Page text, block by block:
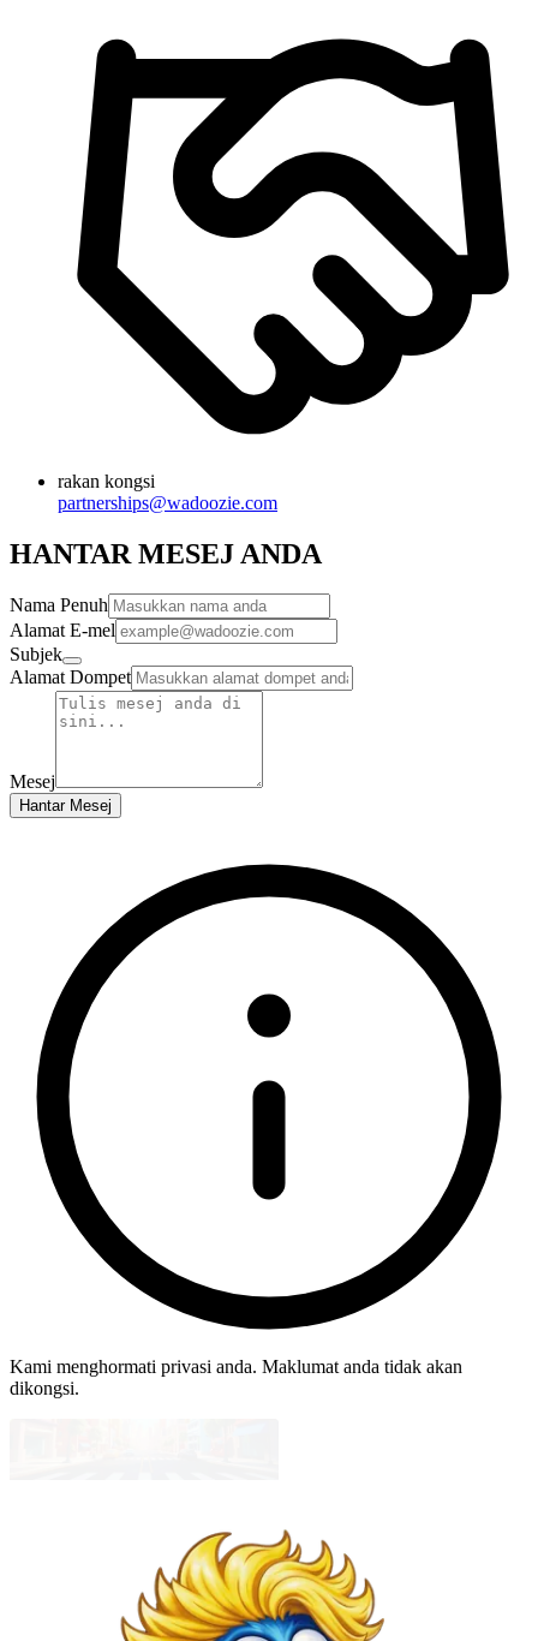
rakan kongsi
partnerships@wadoozie.com
HANTAR MESEJ ANDA
Nama Penuh
Alamat E-mel
Subjek
Alamat Dompet
Mesej
Hantar Mesej
Kami menghormati privasi anda. Maklumat anda tidak akan
dikongsi.